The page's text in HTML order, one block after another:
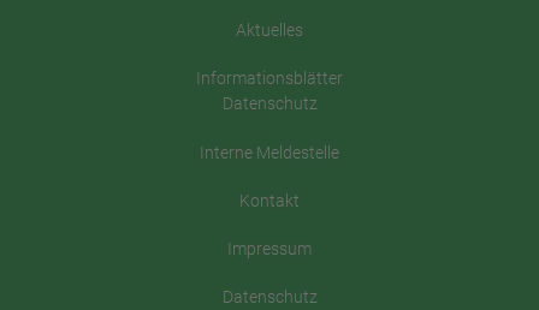
Aktuelles
Informationsblätter
Datenschutz
Interne Meldestelle
Kontakt
Impressum
Datenschutz